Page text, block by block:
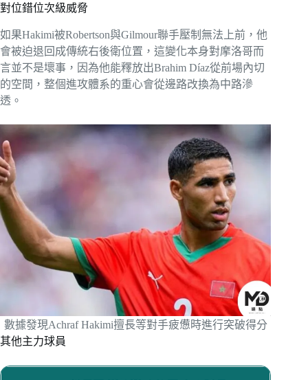
對位錯位次級威脅
如果Hakimi被Robertson與Gilmour聯手壓制無法上前，他
會被迫退回成傳統右後衛位置，這變化本身對摩洛哥而
言並不是壞事，因為他能釋放出Brahim Díaz從前場內切
的空間，整個進攻體系的重心會從邊路改換為中路滲
透。
數據發現Achraf Hakimi擅長等對手疲憊時進行突破得分
其他主力球員